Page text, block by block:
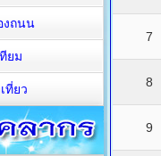
7
8
9
งถนน
ยม
ที่ยว